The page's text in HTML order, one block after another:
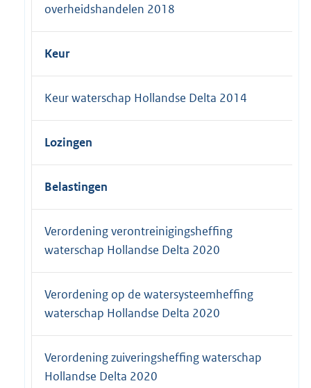
overheidshandelen 2018
Keur
Keur waterschap Hollandse Delta 2014
Lozingen
Belastingen
Verordening verontreinigingsheffing
waterschap Hollandse Delta 2020
Verordening op de watersysteemheffing
waterschap Hollandse Delta 2020
Verordening zuiveringsheffing waterschap
Hollandse Delta 2020